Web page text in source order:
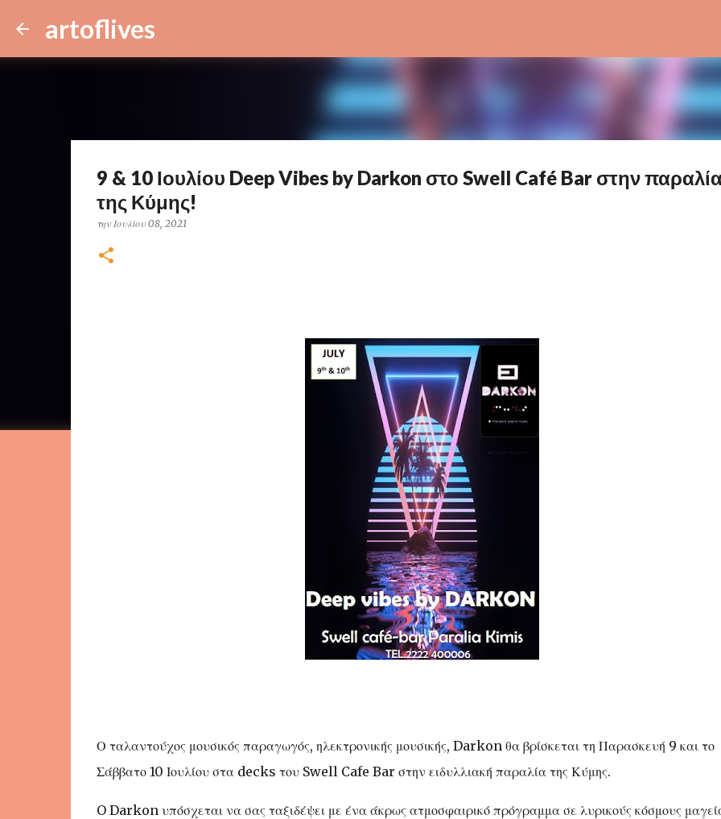
artoflives
9 & 10 Ιουλίου Deep Vibes by Darkon στο Swell Café Bar στην
της Κύμης!
την Ιουλίου 08, 2021
Ο ταλαντούχος μουσικός παραγωγός, ηλεκτρονικής μουσικής, Darkon θα βρίσκεται τη Παρασκευή 9 και το
Σάββατο 10 Ιουλίου στα decks του Swell Cafe Bar στην ειδυλλιακή παραλία της Κύμης.
O Darkon υπόσχεται να σας ταξιδέψει με ένα άκρως ατμοσφαιρικό πρόγραμμα σε λυρικούς κόσμους